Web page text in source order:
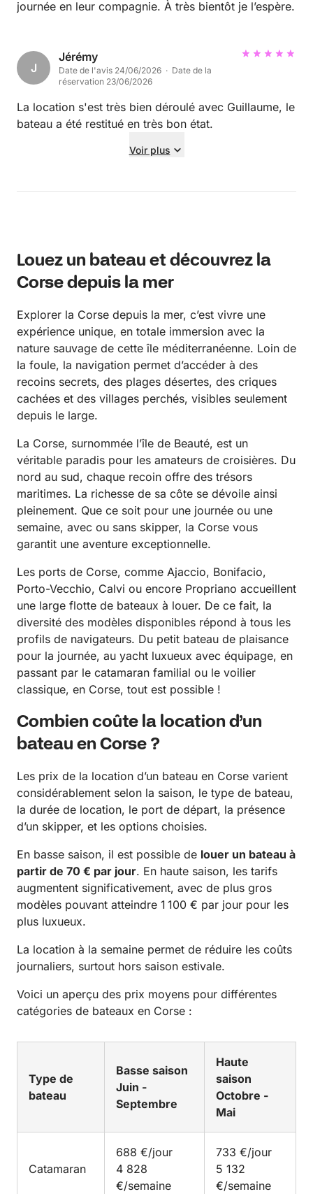
journée en leur compagnie. À très bientôt je l’espère.
J
Jérémy
Date de l'avis 24/06/2026 · Date de la
réservation 23/06/2026
La location s'est très bien déroulé avec Guillaume, le
bateau a été restitué en très bon état.
Voir plus
Louez un bateau et découvrez la
Corse depuis la mer
Explorer la Corse depuis la mer, c’est vivre une
expérience unique, en totale immersion avec la
nature sauvage de cette île méditerranéenne. Loin de
la foule, la navigation permet d’accéder à des
recoins secrets, des plages désertes, des criques
cachées et des villages perchés, visibles seulement
depuis le large.
La Corse, surnommée l’île de Beauté, est un
véritable paradis pour les amateurs de croisières. Du
nord au sud, chaque recoin offre des trésors
maritimes. La richesse de sa côte se dévoile ainsi
pleinement. Que ce soit pour une journée ou une
semaine, avec ou sans skipper, la Corse vous
garantit une aventure exceptionnelle.
Les ports de Corse, comme Ajaccio, Bonifacio,
Porto-Vecchio, Calvi ou encore Propriano accueillent
une large flotte de bateaux à louer. De ce fait, la
diversité des modèles disponibles répond à tous les
profils de navigateurs. Du petit bateau de plaisance
pour la journée, au yacht luxueux avec équipage, en
passant par le catamaran familial ou le voilier
classique, en Corse, tout est possible !
Combien coûte la location d’un
bateau en Corse ?
Les prix de la location d’un bateau en Corse varient
considérablement selon la saison, le type de bateau,
la durée de location, le port de départ, la présence
d’un skipper, et les options choisies.
En basse saison, il est possible de louer un bateau à
partir de 70 € par jour. En haute saison, les tarifs
augmentent significativement, avec de plus gros
modèles pouvant atteindre 1 100 € par jour pour les
plus luxueux.
La location à la semaine permet de réduire les coûts
journaliers, surtout hors saison estivale.
Voici un aperçu des prix moyens pour différentes
catégories de bateaux en Corse :
Type de
bateau
Basse saison
Juin -
Septembre
Haute
saison
Octobre -
Mai
Catamaran
688 €/jour
4 828
€/semaine
733 €/jour
5 132
€/semaine